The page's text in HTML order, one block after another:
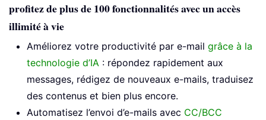
profitez de plus de 100 fonctionnalités avec un accès
illimité à vie
Améliorez votre productivité par e-mail grâce à la
technologie d’IA : répondez rapidement aux
messages, rédigez de nouveaux e-mails, traduisez
des contenus et bien plus encore.
Automatisez l’envoi d’e-mails avec CC/BCC